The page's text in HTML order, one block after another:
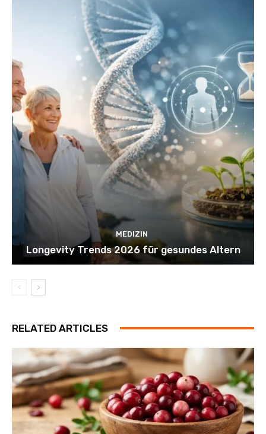
MEDIZIN
Longevity Trends 2026 für gesundes Altern
RELATED ARTICLES